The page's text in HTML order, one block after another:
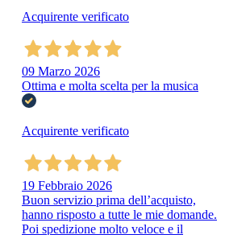
Acquirente verificato
09 Marzo 2026
Ottima e molta scelta per la musica
Acquirente verificato
19 Febbraio 2026
Buon servizio prima dell’acquisto,
hanno risposto a tutte le mie domande.
Poi spedizione molto veloce e il